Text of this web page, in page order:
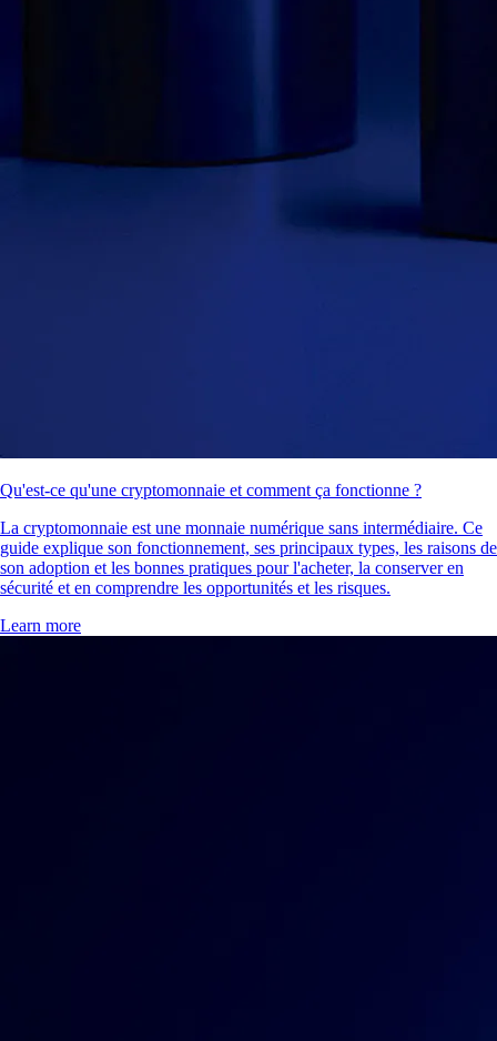
Qu'est-ce qu'une cryptomonnaie et comment ça fonctionne ?
La cryptomonnaie est une monnaie numérique sans intermédiaire. Ce
guide explique son fonctionnement, ses principaux types, les raisons de
son adoption et les bonnes pratiques pour l'acheter, la conserver en
sécurité et en comprendre les opportunités et les risques.
Learn more